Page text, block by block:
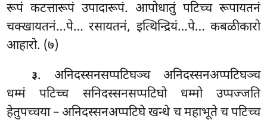
रूपं कटत्तारूपं उपादारूपं. आपोधातुं पटिच्च रूपायतनं
चक्खायतनं…पे… रसायतनं, इत्थिन्द्रियं…पे… कबळीकारो
आहारो. (७)
३. अनिदस्सनसप्पटिघञ्च अनिदस्सनअप्पटिघञ्च
धम्मं पटिच्च सनिदस्सनसप्पटिघो धम्मो उप्पज्जति
हेतुपच्चया – अनिदस्सनअप्पटिघे खन्धे च महाभूते च पटिच्च